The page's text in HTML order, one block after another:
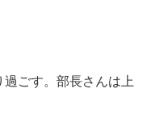
ごす。部長さんは上